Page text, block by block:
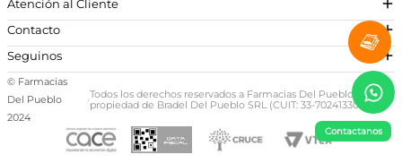
Contactanos
Atención al Cliente
Contacto
¿Necesitás ayuda?
Preguntas Frecuentes
Escribinos a nuestro Whatsapp
+54 381 581-0674
Seguinos
© Farmacias
Del Pueblo
2024
·Todos los derechos reservados a Farmacias Del Pueblo,
propiedad de Bradel Del Pueblo SRL (CUIT: 33-70241330-9)